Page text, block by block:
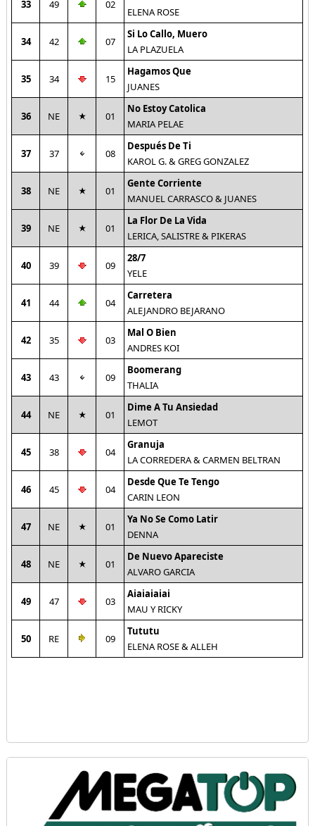
33 49 02
ELENA ROSE
34 42 07
Si Lo Callo, Muero
LA PLAZUELA
35 34 15
Hagamos Que
JUANES
36 NE 01
No Estoy Catolica
MARIA PELAE
37 37 08
Después De Ti
KAROL G. & GREG GONZALEZ
38 NE 01
Gente Corriente
MANUEL CARRASCO & JUANES
39 NE 01
La Flor De La Vida
LERICA, SALISTRE & PIKERAS
40 39 09
28/7
YELE
41 44 04
Carretera
ALEJANDRO BEJARANO
42 35 03
Mal O Bien
ANDRES KOI
43 43 09
Boomerang
THALIA
44 NE 01
Dime A Tu Ansiedad
LEMOT
45 38 04
Granuja
LA CORREDERA & CARMEN BELTRAN
46 45 04
Desde Que Te Tengo
CARIN LEON
47 NE 01
Ya No Se Como Latir
DENNA
48 NE 01
De Nuevo Apareciste
ALVARO GARCIA
49 47 03
Aiaiaiaiai
MAU Y RICKY
50 RE 09
Tututu
ELENA ROSE & ALLEH